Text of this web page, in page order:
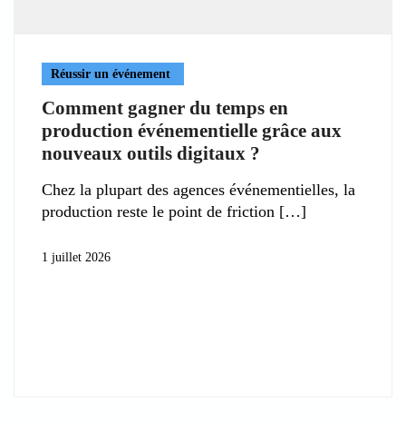
Réussir un événement
Comment gagner du temps en
production événementielle grâce aux
nouveaux outils digitaux ?
Chez la plupart des agences événementielles, la
production reste le point de friction
1 juillet 2026